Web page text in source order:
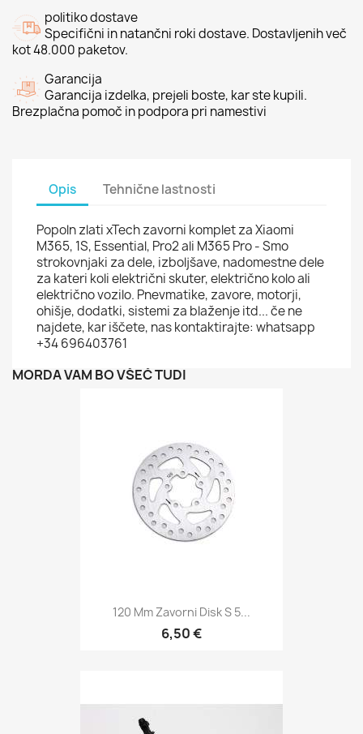
politiko dostave
Specifični in natančni roki dostave. Dostavljenih več
kot 48.000 paketov.
Garancija
Garancija izdelka, prejeli boste, kar ste kupili.
Brezplačna pomoč in podpora pri namestivi
Opis Tehnične lastnosti
Popoln zlati xTech zavorni komplet za Xiaomi
M365, 1S, Essential, Pro2 ali M365 Pro - Smo
strokovnjaki za dele, izboljšave, nadomestne dele
za kateri koli električni skuter, električno kolo ali
električno vozilo. Pnevmatike, zavore, motorji,
ohišje, dodatki, sistemi za blaženje itd... če ne
najdete, kar iščete, nas kontaktirajte: whatsapp
+34 696403761
MORDA VAM BO VŠEČ TUDI
120 Mm Zavorni Disk S 5...
6,50 €